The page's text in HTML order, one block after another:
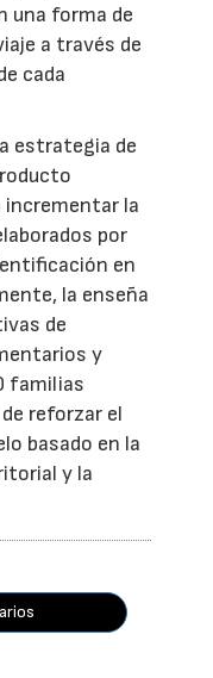
una forma de
a través de
cada
estrategia de
incrementar la
por
en
la enseña
de
y
familias
reforzar el
basado en la
y la